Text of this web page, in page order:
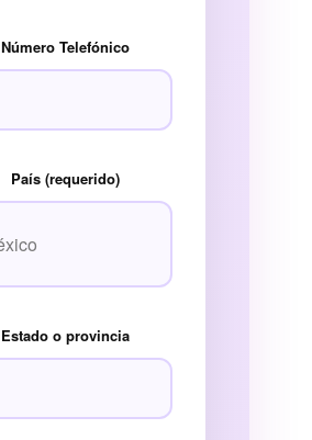
Número Telefónico
País (requerido)
Estado o provincia